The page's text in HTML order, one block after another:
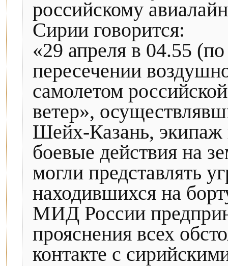
российскому
Сирии говорится:
«29 апреля в 04.55
пересечении
самолетом
ветер»,
Шейх-Казань, экипаж
боевые действия на
могли представлять
находившихся на
МИД России
прояснения всех
контакте с